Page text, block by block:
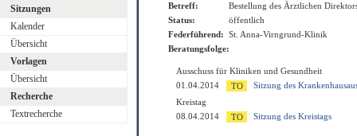
Sitzungen
Kalender
Übersicht
Vorlagen
Übersicht
Recherche
Textrecherche
Betreff:
Bestellung des Ärztlichen
Status:
öffentlich
Federführend: St. Anna-Virngrund-Klinik
Beratungsfolge:
Ausschuss für Kliniken und Gesundheit
01.04.2014
Sitzung des
Kreistag
08.04.2014
Sitzung des Kreistags